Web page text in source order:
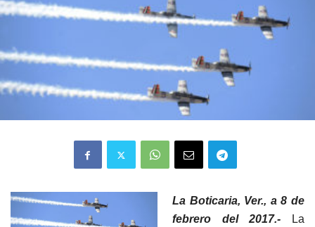
La Boticaria, Ver., a 8 de
febrero del 2017.-
La